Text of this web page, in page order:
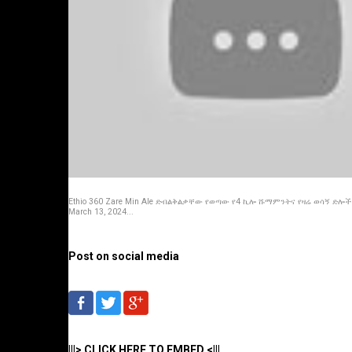
Ethio 360 Zare Min Ale ድብልቅልቃቸው የወጣው የ4 ኪሎ ሹማምንትና የዛሬ ወሳኝ ድሎች !
March 13, 2024...
Post on social media